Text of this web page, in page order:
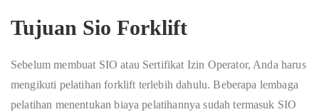
Tujuan Sio Forklift
Sebelum membuat SIO atau Sertifikat Izin Operator, Anda harus
mengikuti pelatihan forklift terlebih dahulu. Beberapa lembaga
pelatihan menentukan biaya pelatihannya sudah termasuk SIO